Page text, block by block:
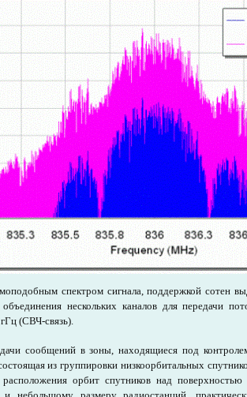
спектром сигнала, поддержкой сотен
нескольких каналов для передачи
(СВЧ-связь).
сообщений в зоны, находящиеся под
из группировки низкоорбитальных
орбит спутников над поверхностью